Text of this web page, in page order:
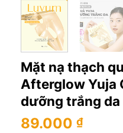
Mặt nạ thạch
Afterglow Yuja
dưỡng trắng
89.000 ₫